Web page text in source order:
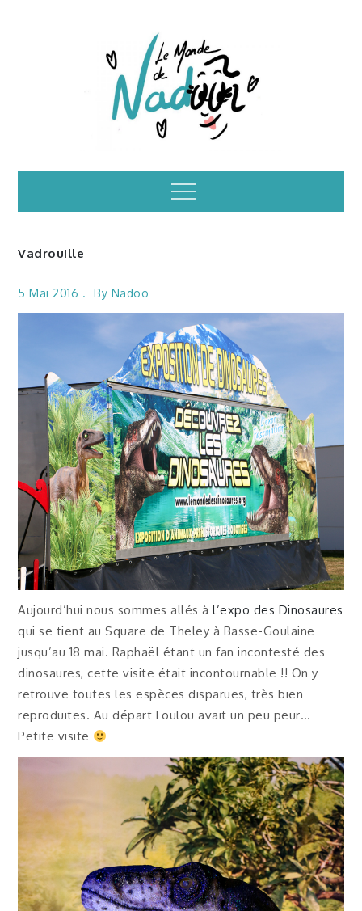
Illustrations – le
monde de Nadoo
Menu
Vadrouille
5 Mai 2016 By Nadoo
Aujourd’hui nous sommes allés àl’expo des Dinosaures
qui se tient au Square de Theley à Basse-Goulaine
jusqu’au 18 mai. Raphaël étant un fan incontesté des
dinosaures, cette visite était incontournable !! On y
retrouve toutes les espèces disparues, très bien
reproduites. Au départ Loulou avait un peu peur…
Petite visite